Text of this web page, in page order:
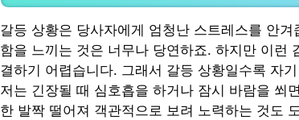
갈등 상황은 당사자에게 엄청난 스트레스를 안
함을 느끼는 것은 너무나 당연하죠. 하지만 이런
결하기 어렵습니다. 그래서 갈등 상황일수록 자
저는 긴장될 때 심호흡을 하거나 잠시 바람을 쐬
한 발짝 떨어져 객관적으로 보려 노력하는 것도